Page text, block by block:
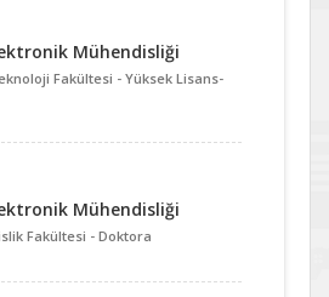
Mühendisliği
Fakültesi - Yüksek Lisans-
Mühendisliği
Fakültesi -Doktora